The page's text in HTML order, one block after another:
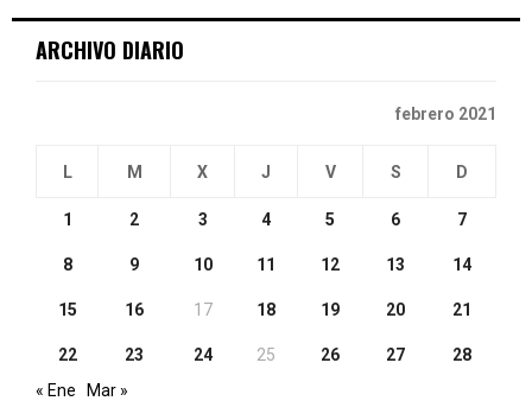
ARCHIVO DIARIO
febrero 2021
L M X J V S D
1 2 3 4 5 6 7
8 9 10 11 12 13 14
15 16 17 18 19 20 21
22 23 24 25 26 27
28
« Ene
Mar »